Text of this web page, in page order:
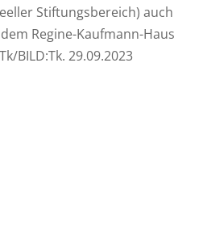
Stiftungsbereich) auch
Regine-Kaufmann-Haus
BILD:Tk. 29.09.2023